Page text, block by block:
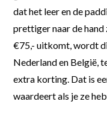
dat het leer en de
prettiger naar de hand
€75,- uitkomt, wordt
Nederland en België,
extra korting. Dat is
waardeert als je ze